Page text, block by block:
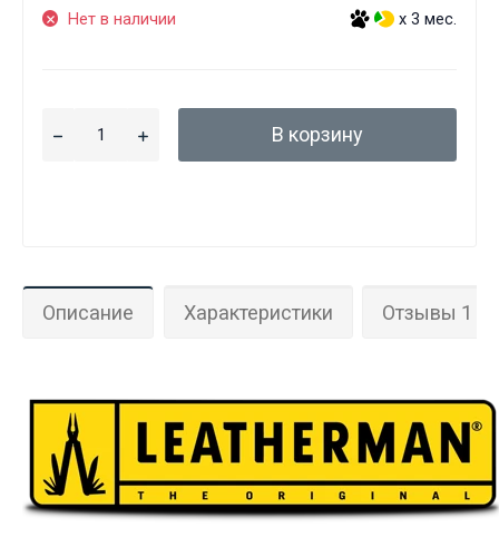
Нет в наличии x 3 мес.
В корзину
Описание Характеристики Отзывы 1